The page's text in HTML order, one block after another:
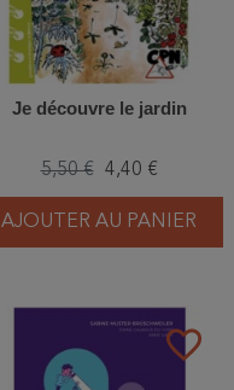
Je découvre le jardin
5,50 € 4,40 €
AJOUTER AU PANIER
favorite_border